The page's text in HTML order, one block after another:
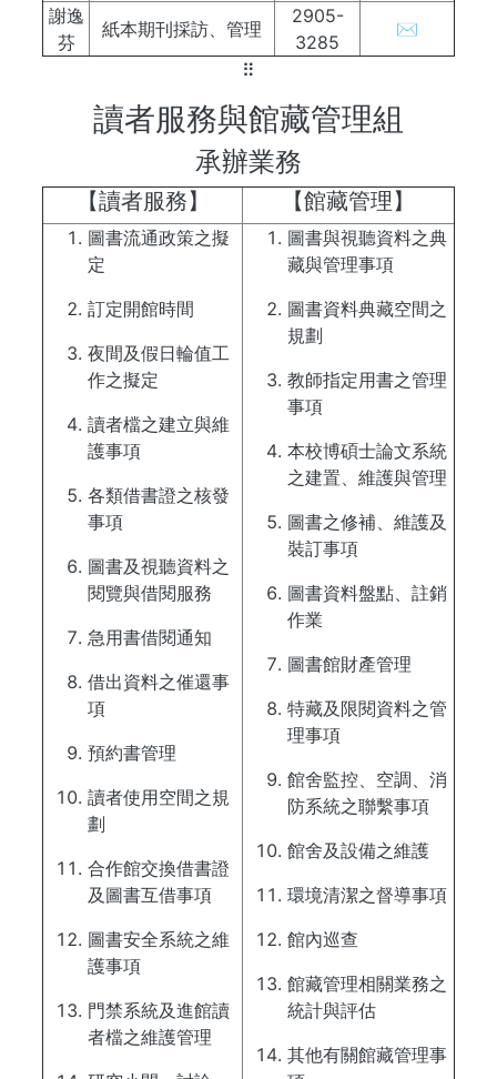
謝逸
芬
紙本期刊採訪、管理
2905-
3285
✉
⠿
讀者服務與館藏管理組
承辦業務
【讀者服務】 【館藏管理】
圖書流通政策之擬
定
訂定開館時間
夜間及假日輪值工
作之擬定
讀者檔之建立與維
護事項
各類借書證之核發
事項
圖書及視聽資料之
閱覽與借閱服務
急用書借閱通知
借出資料之催還事
項
預約書管理
讀者使用空間之規
劃
合作館交換借書證
及圖書互借事項
圖書安全系統之維
護事項
門禁系統及進館讀
者檔之維護管理
圖書與視聽資料之典
藏與管理事項
圖書資料典藏空間之
規劃
教師指定用書之管理
事項
本校博碩士論文系統
之建置、維護與管理
圖書之修補、維護及
裝訂事項
圖書資料盤點、註銷
作業
圖書館財產管理
特藏及限閱資料之管
理事項
館舍監控、空調、消
防系統之聯繫事項
館舍及設備之維護
環境清潔之督導事項
館內巡查
館藏管理相關業務之
統計與評估
其他有關館藏管理事